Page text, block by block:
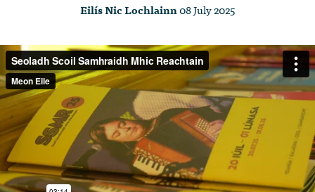
Eilís Nic Lochlainn08 July 2025